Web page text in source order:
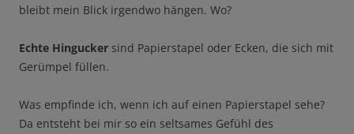
bleibt mein Blick irgendwo hängen. Wo?
Echte Hingucker sind Papierstapel oder Ecken, die sich mit
Gerümpel füllen.
Was empfinde ich, wenn ich auf einen Papierstapel sehe?
Da entsteht bei mir so ein seltsames Gefühl des